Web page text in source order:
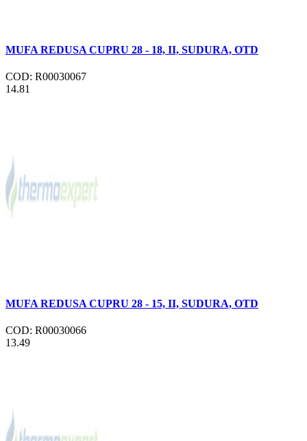
MUFA REDUSA CUPRU 28 - 18, II, SUDURA, OTD
COD: R00030067
14.81
MUFA REDUSA CUPRU 28 - 15, II, SUDURA, OTD
COD: R00030066
13.49